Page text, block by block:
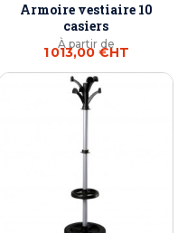
Armoire vestiaire 10
casiers
À partir de
1 013,00 €HT